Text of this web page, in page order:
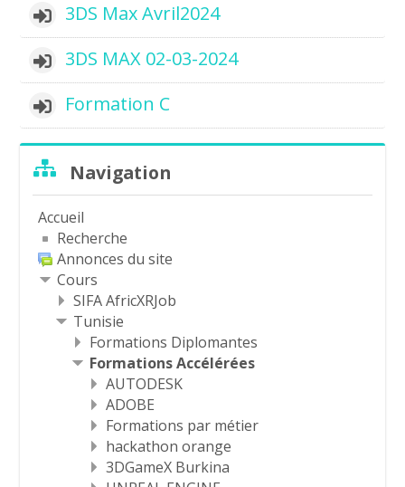
3DS Max Avril2024
3DS MAX 02-03-2024
Formation C
NavigationNavigation
Accueil
Recherche
Annonces du site
Cours
SIFA AfricXRJob
Tunisie
Formations Diplomantes
Formations Accélérées
AUTODESK
ADOBE
Formations par métier
hackathon orange
3DGameX Burkina